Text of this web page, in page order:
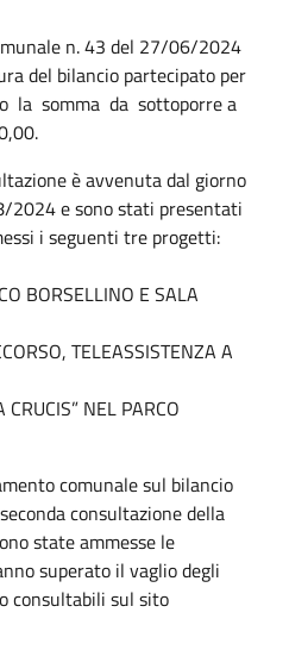
n. 43 del 27/06/2024
del bilancio partecipato per
la somma da sottoporre a
è avvenuta dal giorno
e sono stati presentati
i seguenti tre progetti:
BORSELLINO E SALA
TELEASSISTENZA A
NEL PARCO
comunale sul bilancio
consultazione della
state ammesse le
superato il vaglio degli
consultabili sul sito